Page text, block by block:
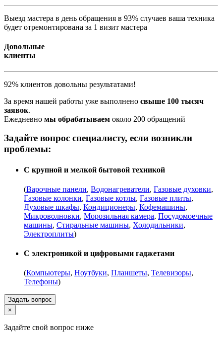
Выезд мастера в день обращения в 93% случаев ваша техника
будет отремонтирована за 1 визит мастера
Довольные
клиенты
92% клиентов довольны результатами!
За время нашей работы уже выполнено свыше 100 тысяч
заявок.
Ежедневно мы обрабатываем около 200 обращений
Задайте вопрос специалисту, если возникли
проблемы:
С крупной и мелкой бытовой техникой
(Варочные панели, Водонагреватели, Газовые духовки,
Газовые колонки, Газовые котлы, Газовые плиты,
Духовые шкафы, Кондиционеры, Кофемашины,
Микроволновки, Морозильная камера, Посудомоечные
машины, Стиральные машины, Холодильники,
Электроплиты)
С электроникой и цифровыми гаджетами
(Компьютеры, Ноутбуки, Планшеты, Телевизоры,
Телефоны)
Задать вопрос
×
Задайте свой вопрос ниже